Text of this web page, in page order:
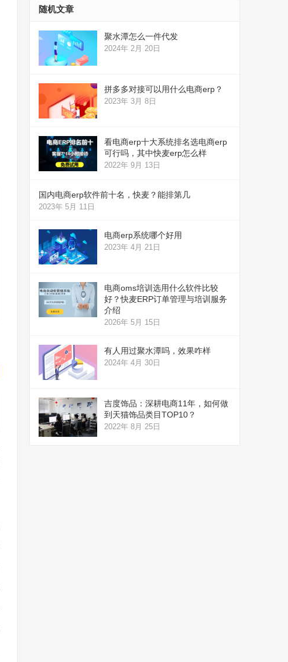
随机文章
聚水潭怎么一件代发
2024年 2月 20日
拼多多对接可以用什么电商erp？
2023年 3月 8日
看电商erp十大系统排名选电商erp
可行吗，其中快麦erp怎么样
2022年 9月 13日
国内电商erp软件前十名，快麦？能排第几
2023年 5月 11日
电商erp系统哪个好用
2023年 4月 21日
电商oms培训选用什么软件比较
好？快麦ERP订单管理与培训服务
介绍
2026年 5月 15日
有人用过聚水潭吗，效果咋样
2024年 4月 30日
吉度饰品：深耕电商11年，如何做
到天猫饰品类目TOP10？
2022年 8月 25日